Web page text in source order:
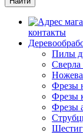
контакты
Пилы
Сверла
Фрезы
Фрезы
Фрезы